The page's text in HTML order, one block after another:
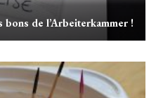
bons de l’Arbeiterkammer !